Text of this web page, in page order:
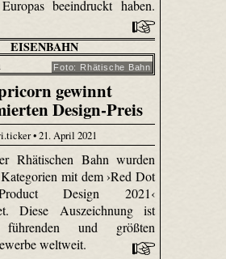
beeindruckt haben.
EISENBAHN
Foto: Rhätische Bahn
gewinnt
Design-Preis
• 21. April 2021
Rhätischen Bahn wurden
mit dem ›Red Dot
Design 2021‹
Diese Auszeichnung ist
und größten
weltweit.